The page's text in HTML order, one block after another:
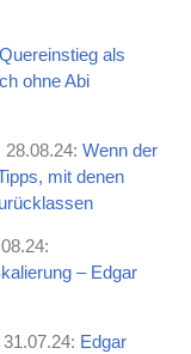
Quereinstieg als
ohne Abi
28.08.24: Wenn der
mit denen
– Edgar
Edgar